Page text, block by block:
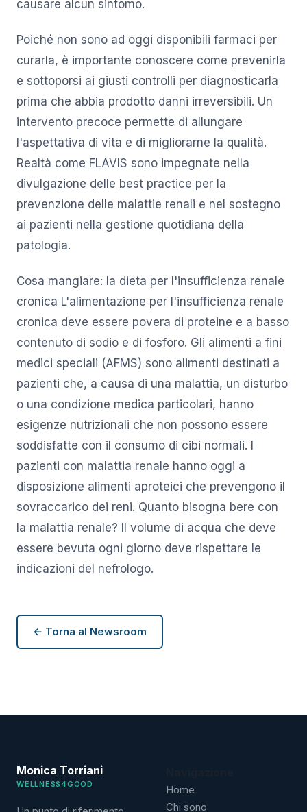
causare alcun sintomo.
Poiché non sono ad oggi disponibili farmaci per
curarla, è importante conoscere come prevenirla
e sottoporsi ai giusti controlli per diagnosticarla
prima che abbia prodotto danni irreversibili. Un
intervento precoce permette di allungare
l'aspettativa di vita e di migliorarne la qualità.
Realtà come FLAVIS sono impegnate nella
divulgazione delle best practice per la
prevenzione delle malattie renali e nel sostegno
ai pazienti nella gestione quotidiana della
patologia.
Cosa mangiare: la dieta per l'insufficienza renale
cronica L'alimentazione per l'insufficienza renale
cronica deve essere povera di proteine e a basso
contenuto di sodio e di fosforo. Gli alimenti a fini
medici speciali (AFMS) sono alimenti destinati a
pazienti che, a causa di una malattia, un disturbo
o una condizione medica particolari, hanno
esigenze nutrizionali che non possono essere
soddisfatte con il consumo di cibi normali. I
pazienti con malattia renale hanno oggi a
disposizione alimenti aproteici che prevengono il
sovraccarico dei reni. Quanto bisogna bere con
la malattia renale? Il volume di acqua che deve
essere bevuta ogni giorno deve rispettare le
indicazioni del nefrologo.
← Torna al Newsroom
Monica Torriani
WELLNESS4GOOD
Home
Chi sono